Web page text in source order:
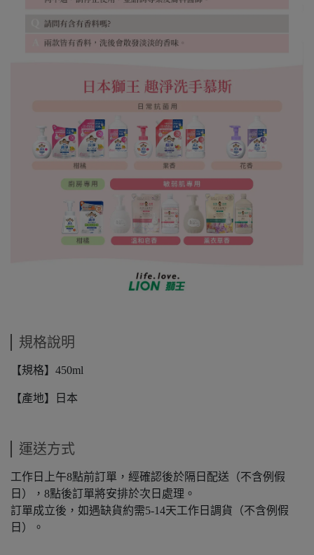
規格說明
【規格】450ml
【產地】日本
運送方式
工作日上午8點前訂單，經確認後於隔日配送（不含例假
日），8點後訂單將安排於次日處理。
訂單成立後，如遇缺貨約需5-14天工作日調貨（不含例假
日）。